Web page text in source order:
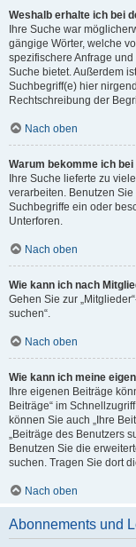
Weshalb erhalte ich bei
Ihre Suche war
gängige Wörter, welche
spezifischere Anfrage
Suche bietet. Außerdem
Suchbegriff(e) hier
Rechtschreibung der
Nach oben
Warum bekomme ich
Ihre Suche lieferte zu
verarbeiten. Benutzen
Suchbegriffe ein oder
Unterforen.
Nach oben
Wie kann ich nach
Gehen Sie zur
suchen“.
Nach oben
Wie kann ich meine
Ihre eigenen Beiträge
Beiträge“ im
können Sie auch „Ihre
„Beiträge des Benutzers
Benutzen Sie die
suchen. Tragen Sie dort
Nach oben
Abonnements und